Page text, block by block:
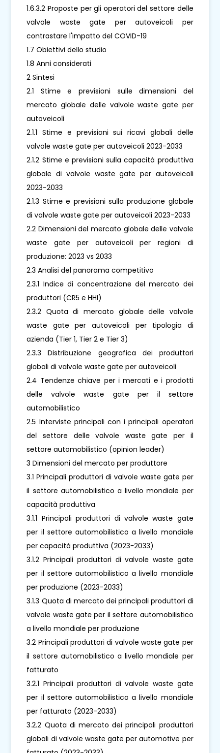
1.6.3.2 Proposte per gli operatori del settore delle
valvole waste gate per autoveicoli per
contrastare l'impatto del COVID-19
1.7 Obiettivi dello studio
1.8 Anni considerati
2 Sintesi
2.1 Stime e previsioni sulle dimensioni del
mercato globale delle valvole waste gate per
autoveicoli
2.1.1 Stime e previsioni sui ricavi globali delle
valvole waste gate per autoveicoli 2023-2033
2.1.2 Stime e previsioni sulla capacità produttiva
globale di valvole waste gate per autoveicoli
2023-2033
2.1.3 Stime e previsioni sulla produzione globale
di valvole waste gate per autoveicoli 2023-2033
2.2 Dimensioni del mercato globale delle valvole
waste gate per autoveicoli per regioni di
produzione: 2023 vs 2033
2.3 Analisi del panorama competitivo
2.3.1 Indice di concentrazione del mercato dei
produttori (CR5 e HHI)
2.3.2 Quota di mercato globale delle valvole
waste gate per autoveicoli per tipologia di
azienda (Tier 1, Tier 2 e Tier 3)
2.3.3 Distribuzione geografica dei produttori
globali di valvole waste gate per autoveicoli
2.4 Tendenze chiave per i mercati e i prodotti
delle valvole waste gate per il settore
automobilistico
2.5 Interviste principali con i principali operatori
del settore delle valvole waste gate per il
settore automobilistico (opinion leader)
3 Dimensioni del mercato per produttore
3.1 Principali produttori di valvole waste gate per
il settore automobilistico a livello mondiale per
capacità produttiva
3.1.1 Principali produttori di valvole waste gate
per il settore automobilistico a livello mondiale
per capacità produttiva (2023-2033)
3.1.2 Principali produttori di valvole waste gate
per il settore automobilistico a livello mondiale
per produzione (2023-2033)
3.1.3 Quota di mercato dei principali produttori di
valvole waste gate per il settore automobilistico
a livello mondiale per produzione
3.2 Principali produttori di valvole waste gate per
il settore automobilistico a livello mondiale per
fatturato
3.2.1 Principali produttori di valvole waste gate
per il settore automobilistico a livello mondiale
per fatturato (2023-2033)
3.2.2 Quota di mercato dei principali produttori
globali di valvole waste gate per automotive per